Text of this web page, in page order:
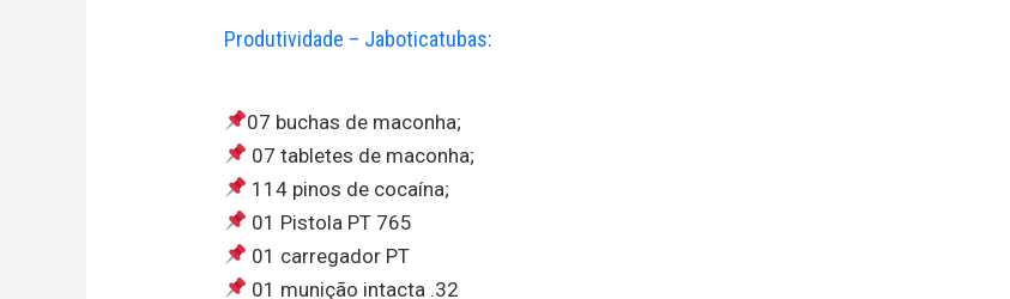
Produtividade – Jaboticatubas:
07 buchas de maconha;
07 tabletes de maconha;
114 pinos de cocaína;
01 Pistola PT 765
01 carregador PT
01 munição intacta .32